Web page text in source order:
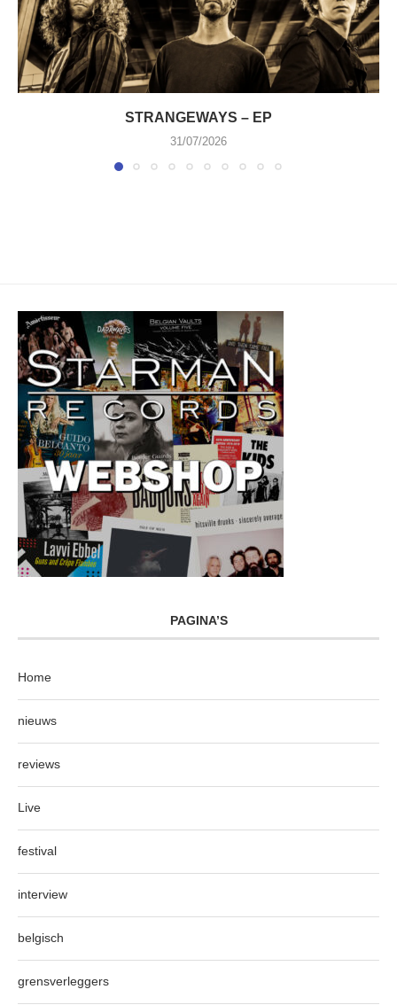
STRANGEWAYS – EP
31/07/2026
PAGINA’S
Home
nieuws
reviews
Live
festival
interview
belgisch
grensverleggers